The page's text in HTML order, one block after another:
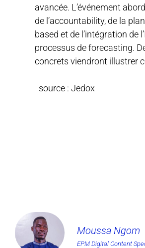
avancée. L’événement
de l’accountability, de la
based et de l’intégration de
processus de forecasting.
concrets viendront illustrer
source : Jedox
Moussa Ngom
EPM Digital Content